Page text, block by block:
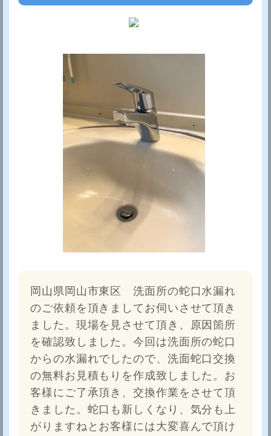
岡山県岡山市東区 洗面所の蛇口水漏れ
のご依頼を頂きましてお伺いさせて頂き
ました。現場を見させて頂き、原因箇所
を確認致しました。今回は洗面所の蛇口
からの水漏れでしたので、洗面蛇口交換
の無料お見積もりを作成致しました。お
客様にご了承頂き、交換作業をさせて頂
きました。蛇口も新しくなり、気分も上
がりますねとお客様には大変喜んで頂け